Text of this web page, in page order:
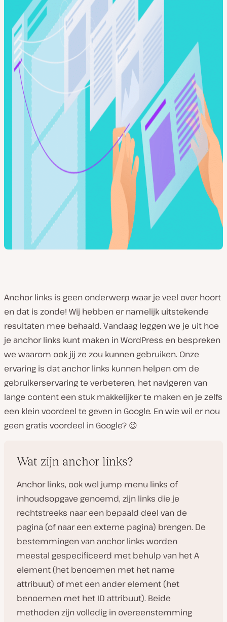
Anchor links is geen onderwerp waar je veel over hoort
en dat is zonde! Wij hebben er namelijk uitstekende
resultaten mee behaald. Vandaag leggen we je uit hoe
je anchor links kunt maken in WordPress en bespreken
we waarom ook jij ze zou kunnen gebruiken. Onze
ervaring is dat anchor links kunnen helpen om de
gebruikerservaring te verbeteren, het navigeren van
lange content een stuk makkelijker te maken en je zelfs
een klein voordeel te geven in Google. En wie wil er nou
geen gratis voordeel in Google? 😉
Wat zijn anchor links?
Anchor links, ook wel jump menu links of
inhoudsopgave genoemd, zijn links die je
rechtstreeks naar een bepaald deel van de
pagina (of naar een externe pagina) brengen. De
bestemmingen van anchor links worden
meestal gespecificeerd met behulp van het A
element (het benoemen met het name
attribuut) of met een ander element (het
benoemen met het ID attribuut). Beide
methoden zijn volledig in overeenstemming